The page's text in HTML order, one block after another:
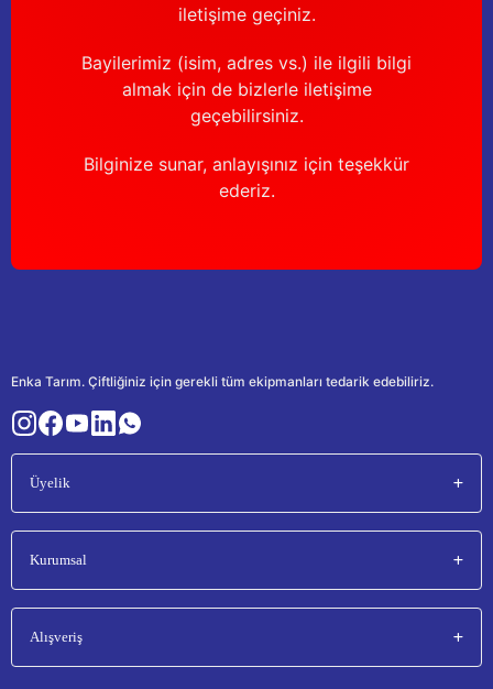
iletişime geçiniz.
Bayilerimiz (isim, adres vs.) ile ilgili bilgi
almak için de bizlerle iletişime
geçebilirsiniz.
Bilginize sunar, anlayışınız için teşekkür
ederiz.
Enka Tarım. Çiftliğiniz için gerekli tüm ekipmanları tedarik edebiliriz.
Üyelik
Kurumsal
Alışveriş